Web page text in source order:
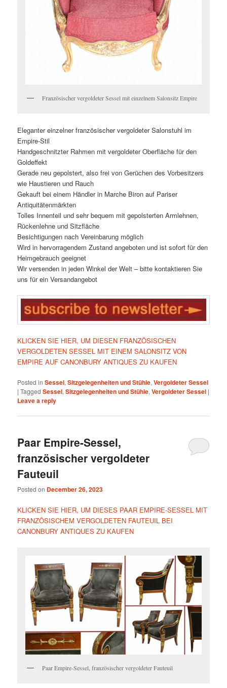
Französischer vergoldeter Sessel mit einzelnem Salonsitz Empire
Eleganter einzelner französischer vergoldeter Salonstuhl im
Empire-Stil
Handgeschnitzter Rahmen mit vergoldeter Oberfläche für den
Goldeffekt
Gerade neu gepolstert, also frei von Gerüchen des Vorbesitzers
wie Haustieren und Rauch
Gekauft bei einem Händler in Marche Biron auf Pariser
Antiquitätenmärkten
Tolles Innenteil und sehr bequem mit gepolsterten Armlehnen,
Rückenlehne und Sitzfläche
Besichtigungen nach Vereinbarung möglich
Wird in hervorragendem Zustand angeboten und ist sofort für den
Heimgebrauch geeignet
Wir versenden in jeden Winkel der Welt – bitte kontaktieren Sie
uns für ein Versandangebot
KLICKEN SIE HIER, UM DIESEN FRANZÖSISCHEN
VERGOLDETEN SESSEL MIT EINEM SALONSITZ VON
EMPIRE AUF CANONBURY ANTIQUES ZU KAUFEN
Posted in Sessel,Sitzgelegenheiten und Stühle,Vergoldeter Sessel
|Tagged Sessel,Sitzgelegenheiten und Stühle,Vergoldeter Sessel |
Leave a reply
Paar Empire-Sessel,
französischer vergoldeter
Fauteuil
Posted on December 26, 2023
KLICKEN SIE HIER, UM DIESES PAAR EMPIRE-SESSEL MIT
FRANZÖSISCHEM VERGOLDETEN FAUTEUIL BEI
CANONBURY ANTIQUES ZU KAUFEN
Paar Empire-Sessel, französischer vergoldeter Fauteuil